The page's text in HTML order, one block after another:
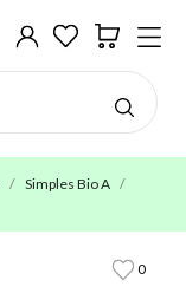
Simples Bio A
0